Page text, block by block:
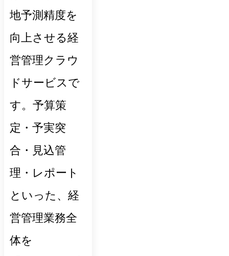
地予測精度を
向上させる経
営管理クラウ
ドサービスで
す。予算策
定・予実突
合・見込管
理・レポート
といった、経
営管理業務全
体を